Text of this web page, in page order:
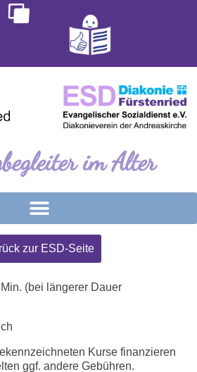
im Alter
zur ESD-Seite
(bei längerer Dauer
Kurse finanzieren
ggf. andere Gebühren.